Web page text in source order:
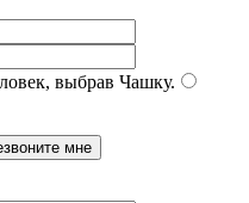
выбрав Чашку.